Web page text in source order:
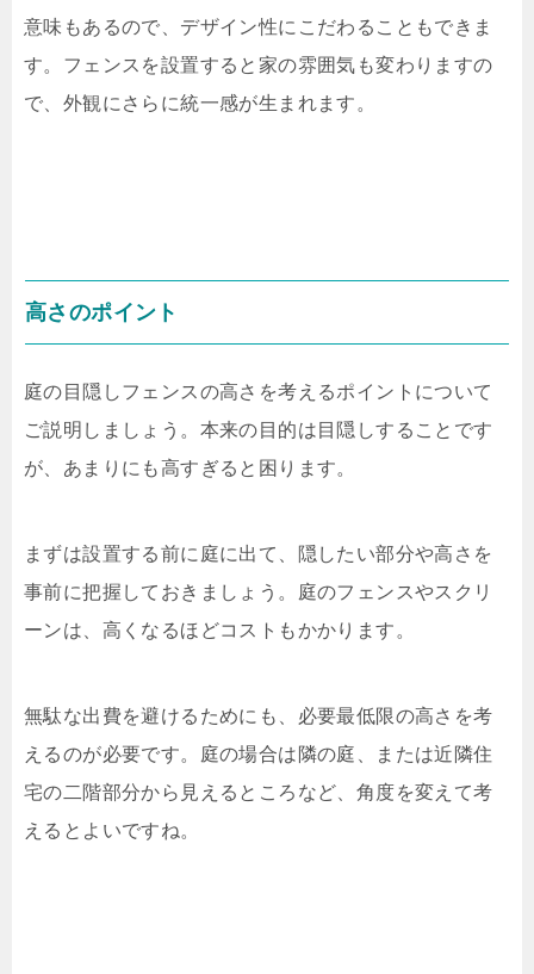
意味もあるので、デザイン性にこだわることもできま
す。フェンスを設置すると家の雰囲気も変わりますの
で、外観にさらに統一感が生まれます。
高さのポイント
庭の目隠しフェンスの高さを考えるポイントについて
ご説明しましょう。本来の目的は目隠しすることです
が、あまりにも高すぎると困ります。
まずは設置する前に庭に出て、隠したい部分や高さを
事前に把握しておきましょう。庭のフェンスやスクリ
ーンは、高くなるほどコストもかかります。
無駄な出費を避けるためにも、必要最低限の高さを考
えるのが必要です。庭の場合は隣の庭、または近隣住
宅の二階部分から見えるところなど、角度を変えて考
えるとよいですね。